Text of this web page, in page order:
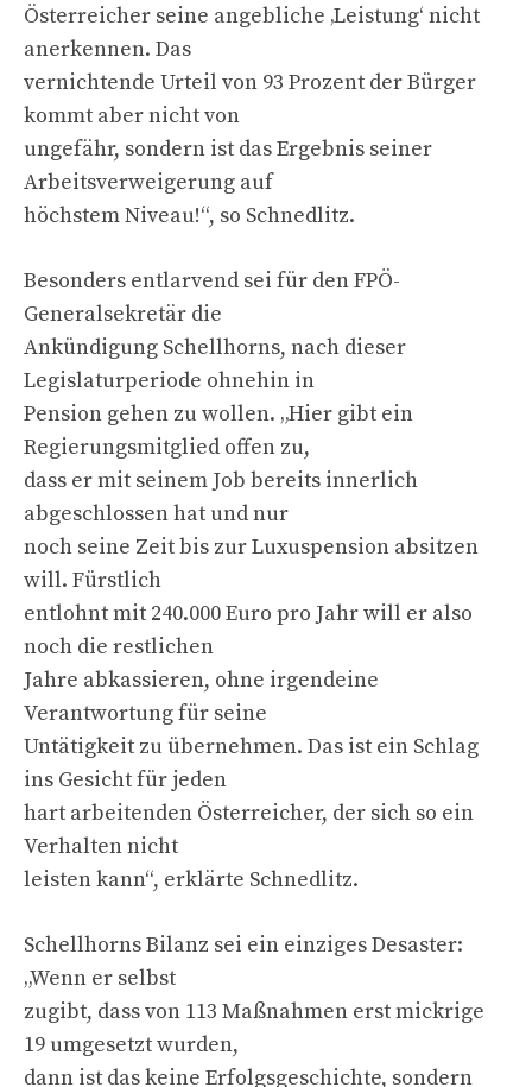
Österreicher seine angebliche ‚Leistung‘ nicht
anerkennen. Das
vernichtende Urteil von 93 Prozent der Bürger
kommt aber nicht von
ungefähr, sondern ist das Ergebnis seiner
Arbeitsverweigerung auf
höchstem Niveau!“, so Schnedlitz.
Besonders entlarvend sei für den FPÖ-
Generalsekretär die
Ankündigung Schellhorns, nach dieser
Legislaturperiode ohnehin in
Pension gehen zu wollen. „Hier gibt ein
Regierungsmitglied offen zu,
dass er mit seinem Job bereits innerlich
abgeschlossen hat und nur
noch seine Zeit bis zur Luxuspension absitzen
will. Fürstlich
entlohnt mit 240.000 Euro pro Jahr will er also
noch die restlichen
Jahre abkassieren, ohne irgendeine
Verantwortung für seine
Untätigkeit zu übernehmen. Das ist ein Schlag
ins Gesicht für jeden
hart arbeitenden Österreicher, der sich so ein
Verhalten nicht
leisten kann“, erklärte Schnedlitz.
Schellhorns Bilanz sei ein einziges Desaster:
„Wenn er selbst
zugibt, dass von 113 Maßnahmen erst mickrige
19 umgesetzt wurden,
dann ist das keine Erfolgsgeschichte, sondern